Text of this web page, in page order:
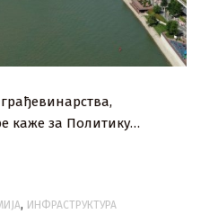
каже за Политику…
, ИНФРАСТРУКТУРА